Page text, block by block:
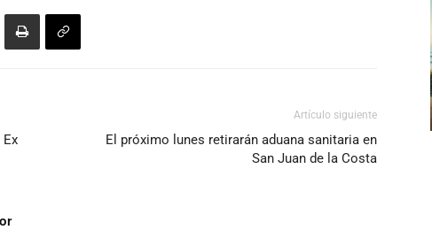
Artículo siguiente
El próximo lunes retirarán aduana sanitaria en
San Juan de la Costa